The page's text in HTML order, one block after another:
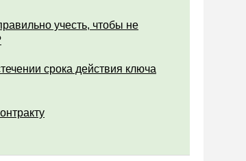
учесть, чтобы не
срока действия ключа